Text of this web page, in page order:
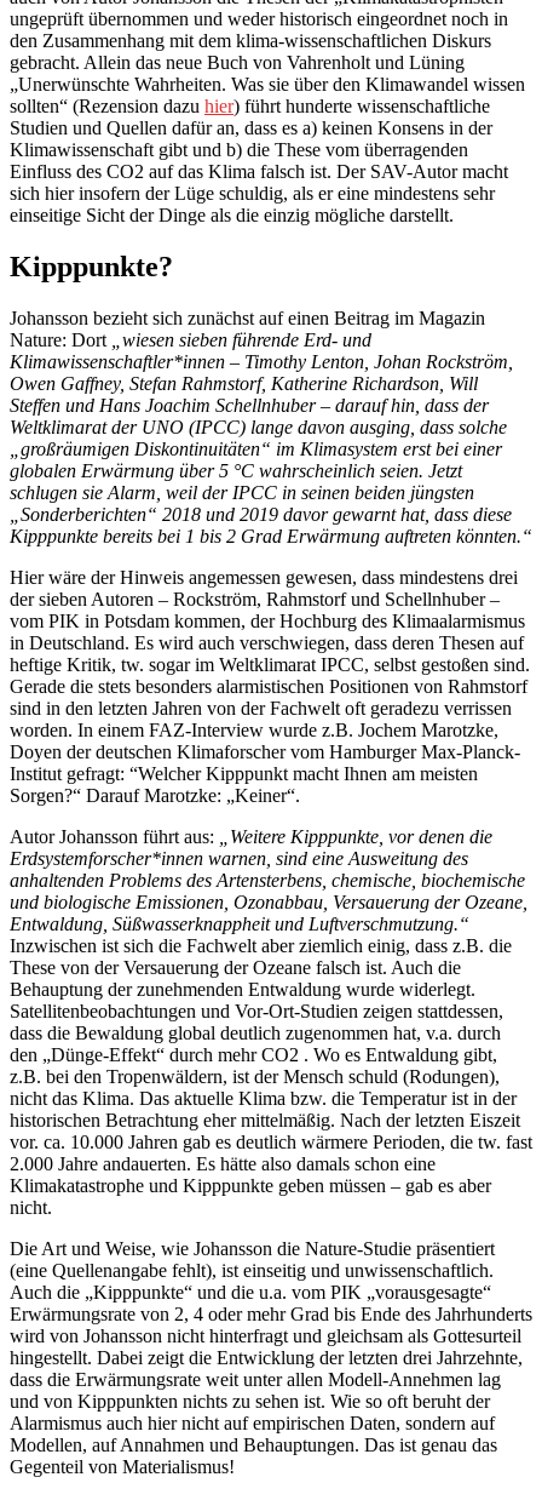
ungeprüft übernommen und weder historisch eingeordnet noch in
den Zusammenhang mit dem klima-wissenschaftlichen Diskurs
gebracht. Allein das neue Buch von Vahrenholt und Lüning
„Unerwünschte Wahrheiten. Was sie über den Klimawandel wissen
sollten“ (Rezension dazu hier) führt hunderte wissenschaftliche
Studien und Quellen dafür an, dass es a) keinen Konsens in der
Klimawissenschaft gibt und b) die These vom überragenden
Einfluss des CO2 auf das Klima falsch ist. Der SAV-Autor macht
sich hier insofern der Lüge schuldig, als er eine mindestens sehr
einseitige Sicht der Dinge als die einzig mögliche darstellt.
Kipppunkte?
Johansson bezieht sich zunächst auf einen Beitrag im Magazin
Nature: Dort
„wiesen sieben führende Erd- und
Klimawissenschaftler*innen – Timothy Lenton, Johan Rockström,
Owen Gaffney, Stefan Rahmstorf, Katherine Richardson, Will
Steffen und Hans Joachim Schellnhuber – darauf hin, dass der
Weltklimarat der UNO (IPCC) lange davon ausging, dass solche
„großräumigen Diskontinuitäten“ im Klimasystem erst bei einer
globalen Erwärmung über 5 °C wahrscheinlich seien. Jetzt
schlugen sie Alarm, weil der IPCC in seinen beiden jüngsten
„Sonderberichten“ 2018 und 2019 davor gewarnt hat, dass diese
Kipppunkte bereits bei 1 bis 2 Grad Erwärmung auftreten könnten.“
Hier wäre der Hinweis angemessen gewesen, dass mindestens drei
der sieben Autoren – Rockström, Rahmstorf und Schellnhuber –
vom PIK in Potsdam kommen, der Hochburg des Klimaalarmismus
in Deutschland. Es wird auch verschwiegen, dass deren Thesen auf
heftige Kritik, tw. sogar im Weltklimarat IPCC, selbst gestoßen sind.
Gerade die stets besonders alarmistischen Positionen von Rahmstorf
sind in den letzten Jahren von der Fachwelt oft geradezu verrissen
worden. In einem FAZ-Interview wurde z.B. Jochem Marotzke,
Doyen der deutschen Klimaforscher vom Hamburger Max-Planck-
Institut gefragt: “Welcher Kipppunkt macht Ihnen am meisten
Sorgen?“ Darauf Marotzke: „Keiner“.
Autor Johansson führt aus:
„Weitere Kipppunkte, vor denen die
Erdsystemforscher*innen warnen, sind eine Ausweitung des
anhaltenden Problems des Artensterbens, chemische, biochemische
und biologische Emissionen, Ozonabbau, Versauerung der Ozeane,
Entwaldung, Süßwasserknappheit und Luftverschmutzung.“
Inzwischen ist sich die Fachwelt aber ziemlich einig, dass z.B. die
These von der Versauerung der Ozeane falsch ist. Auch die
Behauptung der zunehmenden Entwaldung wurde widerlegt.
Satellitenbeobachtungen und Vor-Ort-Studien zeigen stattdessen,
dass die Bewaldung global deutlich zugenommen hat, v.a. durch
den „Dünge-Effekt“ durch mehr CO2 . Wo es Entwaldung gibt,
z.B. bei den Tropenwäldern, ist der Mensch schuld (Rodungen),
nicht das Klima. Das aktuelle Klima bzw. die Temperatur ist in der
historischen Betrachtung eher mittelmäßig. Nach der letzten Eiszeit
vor. ca. 10.000 Jahren gab es deutlich wärmere Perioden, die tw. fast
2.000 Jahre andauerten. Es hätte also damals schon eine
Klimakatastrophe und Kipppunkte geben müssen – gab es aber
nicht.
Die Art und Weise, wie Johansson die Nature-Studie präsentiert
(eine Quellenangabe fehlt), ist einseitig und unwissenschaftlich.
Auch die „Kipppunkte“ und die u.a. vom PIK „vorausgesagte“
Erwärmungsrate von 2, 4 oder mehr Grad bis Ende des Jahrhunderts
wird von Johansson nicht hinterfragt und gleichsam als Gottesurteil
hingestellt. Dabei zeigt die Entwicklung der letzten drei Jahrzehnte,
dass die Erwärmungsrate weit unter allen Modell-Annehmen lag
und von Kipppunkten nichts zu sehen ist. Wie so oft beruht der
Alarmismus auch hier nicht auf empirischen Daten, sondern auf
Modellen, auf Annahmen und Behauptungen. Das ist genau das
Gegenteil von Materialismus!